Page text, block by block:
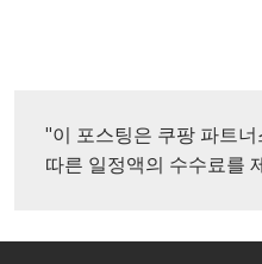
"이 포스팅은 쿠팡 파트너
따른 일정액의 수수료를